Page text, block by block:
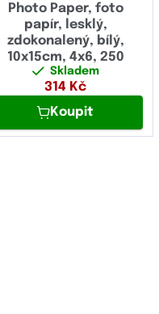
Photo Paper, foto
papír, lesklý,
zdokonalený, bílý,
10x15cm, 4x6, 250
g/m2, 100 ks, Q8692A,
inkoustový
Skladem
314 Kč
Koupit